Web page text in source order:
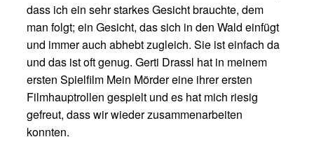
dass ich ein sehr starkes Gesicht brauchte, dem
man folgt; ein Gesicht, das sich in den Wald einfügt
und immer auch abhebt zugleich. Sie ist einfach da
und das ist oft genug. Gerti Drassl hat in meinem
ersten Spielfilm Mein Mörder eine ihrer ersten
Filmhauptrollen gespielt und es hat mich riesig
gefreut, dass wir wieder zusammenarbeiten
konnten.